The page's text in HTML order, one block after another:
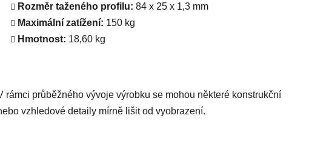
Rozměr taženého profilu: 84 x 25 x 1,3 mm
Maximální zatížení: 150 kg
Hmotnost: 18,60 kg
rámci průběžného vývoje výrobku se mohou některé konstrukční
vzhledové detaily mírně lišit od vyobrazení.